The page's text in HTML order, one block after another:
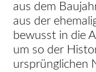
aus dem
aus der
bewusst in die
um so der
ursprünglichen